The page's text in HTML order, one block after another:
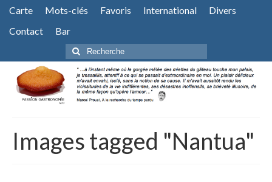
Carte Mots-clés Favoris International
Divers
Contact
Bar
Rechercher
:
Images tagged "Nantua"